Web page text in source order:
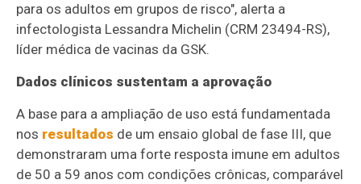
para os adultos em grupos de risco", alerta a
infectologista Lessandra Michelin (CRM 23494-RS),
líder médica de vacinas da GSK.
Dados clínicos sustentam a aprovação
A base para a ampliação de uso está fundamentada
nos resultados de um ensaio global de fase III, que
demonstraram uma forte resposta imune em adultos
de 50 a 59 anos com condições crônicas, comparável